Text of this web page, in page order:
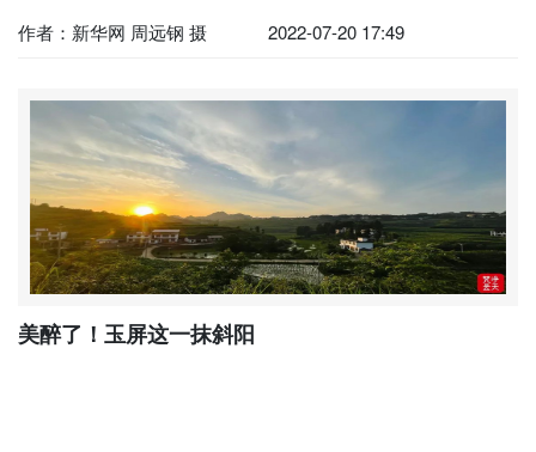
作者：新华网 周远钢 摄 2022-07-20 17:49
美醉了！玉屏这一抹斜阳